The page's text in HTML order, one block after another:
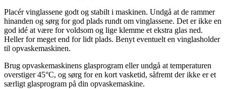
Placér vinglassene godt og stabilt i maskinen. Undgå at de rammer
hinanden og sørg for god plads rundt om vinglassene. Det er ikke en
god idé at være for voldsom og lige klemme et ekstra glas ned.
Heller for meget end for lidt plads. Benyt eventuelt en vinglasholder
til opvaskemaskinen.
Brug opvaskemaskinens glasprogram eller undgå at temperaturen
overstiger 45°C, og sørg for en kort vasketid, såfremt der ikke er et
særligt glasprogram på din opvaskemaskine.